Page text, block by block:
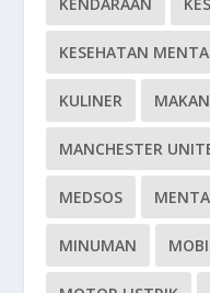
KESEHATAN
KULINER
MANCHESTER
MEDSOS
MINUMAN